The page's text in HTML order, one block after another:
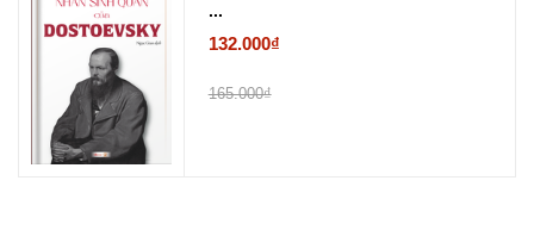
...
132.000₫
165.000₫